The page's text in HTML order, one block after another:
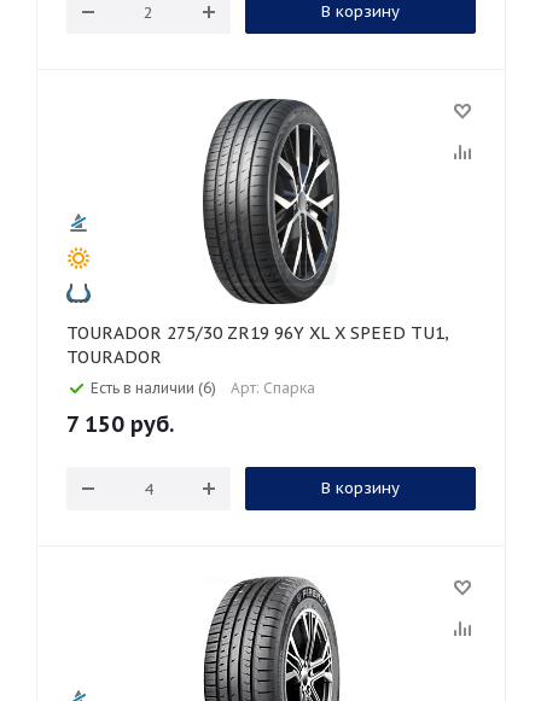
В корзину
TOURADOR 275/30 ZR19 96Y XL X SPEED TU1,
TOURADOR
Есть в наличии (6) Арт: Спарка
7 150 руб.
В корзину